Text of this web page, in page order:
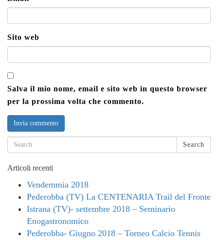
Sito web
Salva il mio nome, email e sito web in questo browser
per la prossima volta che commento.
Search
Articoli recenti
Vendemmia 2018
Pederobba (TV) La CENTENARIA Trail del Fronte
Istrana (TV)- settembre 2018 – Seminario
Enogastronomico
Pederobba- Giugno 2018 – Torneo Calcio Tennis